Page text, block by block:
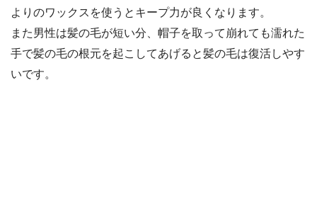
よりのワックスを使うとキープ力が良くなります。
また男性は髪の毛が短い分、帽子を取って崩れても濡れた
手で髪の毛の根元を起こしてあげると髪の毛は復活しやす
いです。